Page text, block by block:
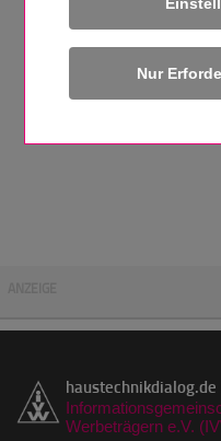
haustechnikdialog.de
Werbeträgern e.V.